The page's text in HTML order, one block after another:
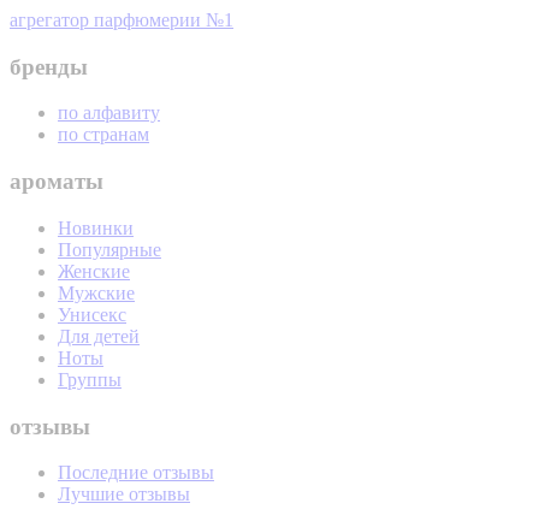
агрегатор парфюмерии №1
бренды
по алфавиту
по странам
ароматы
Новинки
Популярные
Женские
Мужские
Унисекс
Для детей
Ноты
Группы
отзывы
Последние отзывы
Лучшие отзывы